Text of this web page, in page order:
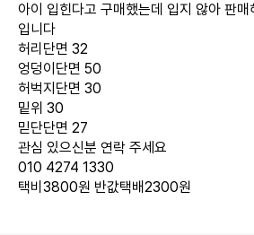
아이 입힌다고 구매했는데 입지 않아 판매
입니다
허리단면 32
엉덩이단면 50
허벅지단면 30
밑위 30
믿단단면 27
관심 있으신분 연락 주세요
010 4274 1330
택비3800원 반값택배2300원